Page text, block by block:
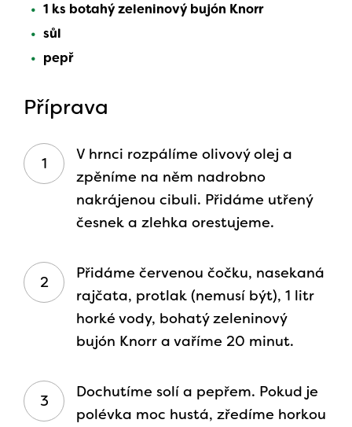
1 ks botahý zeleninový bujón Knorr
sůl
pepř
Příprava
V hrnci rozpálíme olivový olej a
zpěníme na něm nadrobno
nakrájenou cibuli. Přidáme utřený
česnek a zlehka orestujeme.
Přidáme červenou čočku, nasekaná
rajčata, protlak (nemusí být), 1 litr
horké vody, bohatý zeleninový
bujón Knorr a vaříme 20 minut.
Dochutíme solí a pepřem. Pokud je
polévka moc hustá, zředíme horkou